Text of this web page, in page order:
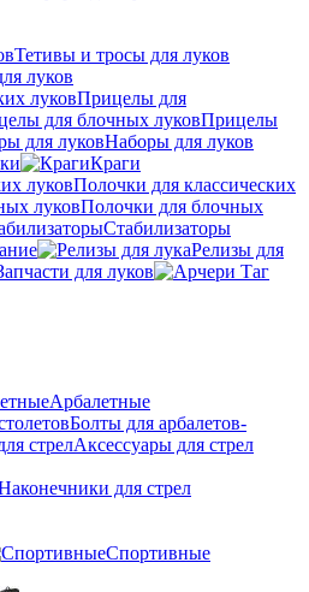
Тетивы и тросы для луков
луков
Прицелы для
Прицелы
Наборы для луков
Краги
Полочки для классических
Полочки для блочных
Стабилизаторы
Релизы для
для луков
Арбалетные
Болты для арбалетов-
Аксессуары для стрел
Спортивные